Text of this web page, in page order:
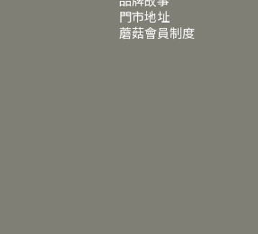
門市地址
蘑菇會員制度